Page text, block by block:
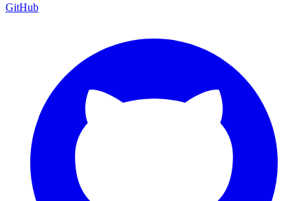
GitHub